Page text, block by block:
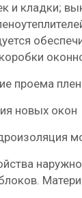
и кладки;
коробки
проема
новых окон